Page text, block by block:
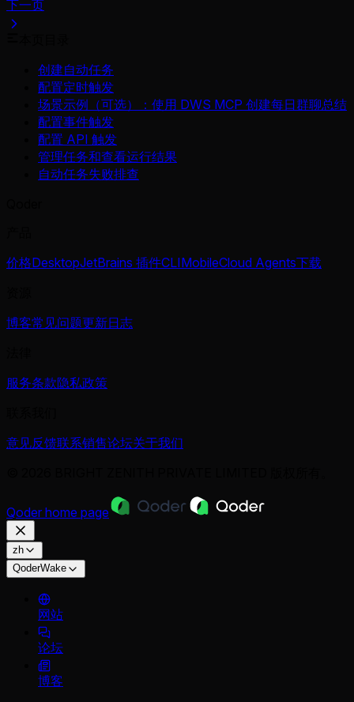
下一页
创建自动任务
配置定时触发
场景示例（可选）：使用 DWS MCP 创建每日群聊总结
配置事件触发
配置 API 触发
管理任务和查看运行结果
自动任务失败排查
价格DesktopJetBrains 插件CLIMobileCloud Agents下载
博客常见问题更新日志
服务条款隐私政策
意见反馈联系销售论坛关于我们
Qoder home page
zh
QoderWake
网站
论坛
博客